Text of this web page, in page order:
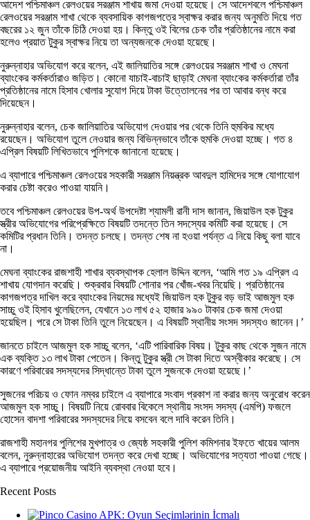
আদেশ পশ্চিমাঞ্চল রেলওয়ের সরঞ্জাম শাখায় জমা দেওয়া হয়েছে। সে আদেশবলে পশ্চিমাঞ্চল
রেলওয়ের সরঞ্জাম শাখা থেকে ব্যবসায়িক কাগজপত্রে স্বাক্ষর করার জন্য অনুমতি দিয়ে গত
বছরের ১২ জুন তাঁকে চিঠি দেওয়া হয়। কিন্তু ওই বিলের চেক তাঁর প্রতিষ্ঠানের নামে করা
হলেও প্রয়াত টুকুর স্বাক্ষর নিয়ে তা অন্যজনকে দেওয়া হয়েছে।
নুরুন্নাহার অভিযোগ করে বলেন, এই জালিয়াতির সঙ্গে রেলওয়ের সরঞ্জাম শাখা ও মেঘনা
ব্যাংকের কর্মকর্তারাও জড়িত। কোনো যাচাই-বাচাই ছাড়াই মেঘনা ব্যাংকের কর্মকর্তারা তাঁর
প্রতিষ্ঠানের নামে হিসাব খোলার সুযোগ দিয়ে টাকা উত্তোলনের পর তা আবার বন্ধ করে
দিয়েছেন।
নুরুন্নাহার বলেন, চেক জালিয়াতির অভিযোগ দেওয়ার পর থেকে তিনি হুমকির মধ্যে
রয়েছেন। অভিযোগ তুলে নেওয়ার জন্য বিভিন্নভাবে তাঁকে হুমকি দেওয়া হচ্ছে। গত ৪
এপ্রিল বিষয়টি লিখিতভাবে পুলিশকে জানানো হয়েছে।
এ ব্যাপারে পশ্চিমাঞ্চল রেলওয়ের সহকারী সরঞ্জাম নিয়ন্ত্রক আবদুল হামিদের সঙ্গে যোগাযোগ
করার চেষ্টা করেও পাওয়া যায়নি।
তবে পশ্চিমাঞ্চল রেলওয়ের উপ-অর্থ উপদেষ্টা শ্যামলী রানী দাস জানান, জিয়াউল হক টুকুর
স্ত্রীর অভিযোগের পরিপ্রেক্ষিতে বিষয়টি তদন্তে তিন সদস্যের কমিটি করা হয়েছে। সে
কমিটির প্রধান তিনি। তদন্ত চলছে। তদন্ত শেষ না হওয়া পর্যন্ত এ নিয়ে কিছু বলা যাবে
না।
মেঘনা ব্যাংকের রাজশাহী শাখার ব্যবস্থাপক হেলাল উদ্দিন বলেন, ‘আমি গত ১৯ এপ্রিল এ
শাখায় যোগদান করেছি। শুক্রবার বিষয়টি শোনার পর খোঁজ-খবর নিয়েছি। প্রতিষ্ঠানের
কাগজপত্র দাখিল করে ব্যাংকের নিয়মের মধ্যেই জিয়াউল হক টুকুর বড় ভাই আজমুল হক
সাচ্চু ওই হিসাব খুলেছিলেন, যেখানে ১৩ লাখ ৫২ হাজার ৯৯০ টাকার চেক জমা দেওয়া
হয়েছিল। পরে সে টাকা তিনি তুলে নিয়েছেন। এ বিষয়টি স্থানীয় সংসদ সদস্যও জানেন।’
জানতে চাইলে আজমুল হক সাচ্চু বলেন, ‘এটি পারিবারিক বিষয়। টুকুর কাছ থেকে সুজন নামে
এক ব্যক্তি ১৩ লাখ টাকা পেতেন। কিন্তু টুকুর স্ত্রী সে টাকা দিতে অস্বীকার করেছে। সে
কারণে পরিবারের সদস্যদের সিদ্ধান্তে টাকা তুলে সুজনকে দেওয়া হয়েছে।’
সুজনের পরিচয় ও ফোন নম্বর চাইলে এ ব্যাপারে সংবাদ প্রকাশ না করার জন্য অনুরোধ করেন
আজমুল হক সাচ্চু। বিষয়টি নিয়ে রোববার বিকেলে স্থানীয় সংসদ সদস্য (এমপি) ফজলে
হোসেন বাদশা পরিবারের সদস্যদের নিয়ে বসবেন বলে দাবি করেন তিনি।
রাজশাহী মহানগর পুলিশের মুখপাত্র ও জ্যেষ্ঠ সহকারী পুলিশ কমিশনার ইফতে খায়ের আলম
বলেন, নুরুন্নাহারের অভিযোগ তদন্ত করে দেখা হচ্ছে। অভিযোগের সত্যতা পাওয়া গেছে।
এ ব্যাপারে প্রয়োজনীয় আইনি ব্যবস্থা নেওয়া হবে।
Recent Posts